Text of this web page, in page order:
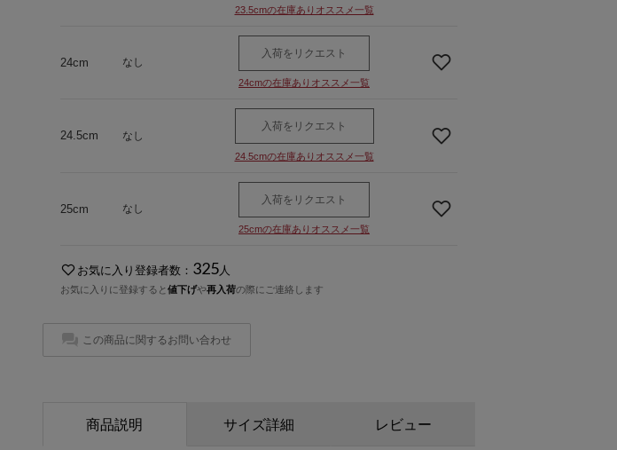
23.5cmの在庫ありオススメ一覧
24cm なし
入荷をリクエスト
24cmの在庫ありオススメ一覧
24.5cm なし
入荷をリクエスト
24.5cmの在庫ありオススメ一覧
25cm なし
入荷をリクエスト
25cmの在庫ありオススメ一覧
お気に入り登録者数： 325 人
お気に入りに登録すると値下げや再入荷の際にご連絡します
この商品に関するお問い合わせ
商品説明 サイズ詳細 レビュー